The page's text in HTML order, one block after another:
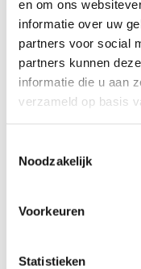
en om ons
informatie over uw
partners voor social
partners kunnen
informatie die u aan
verzameld op basis
Noodzakelijk
Voorkeuren
Statistieken
Artikelnummer
EAN
Leverancier